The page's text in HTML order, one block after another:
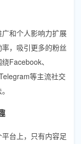
和个人影响力扩展
，吸引更多的粉丝
Facebook、
等主流社交
台上，只有内容足